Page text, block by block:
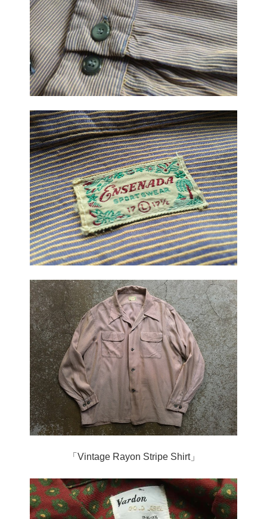
「Vintage Rayon Stripe Shirt」